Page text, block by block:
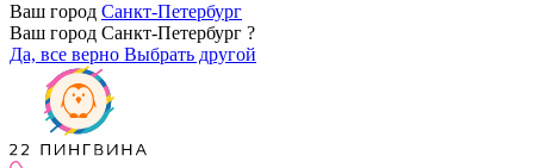
Ваш город Санкт-Петербург
Ваш город Санкт-Петербург ?
Да, все верно Выбрать другой